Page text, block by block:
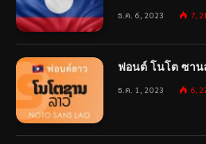
ธ.ค. 6, 2023
ฟอนต์ โนโต ซาน
ธ.ค. 1, 2023